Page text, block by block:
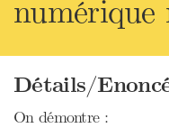
Détails/
On démontre :